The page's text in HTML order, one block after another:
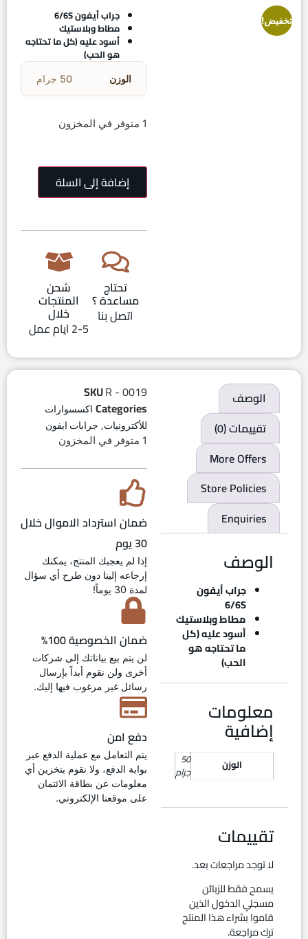
تخفيض! جراب أيفون 6/6S
مطاط وبلاستيك
أسود عليه (كل ما تحتاجه
هو الحب)
الوزن 50 جرام
1 متوفر في المخزون
إضافة إلى السلة
تحتاج
مساعدة ؟
اتصل بنا
شحن
المنتجات
خلال
2-5 ايام عمل
الوصف
تقييمات (0)
More Offers
Store Policies
Enquiries
الوصف
جراب أيفون
6/6S
مطاط وبلاستيك
أسود عليه (كل
ما تحتاجه هو
الحب)
معلومات
إضافية
الوزن 50
جرام
تقييمات
لا توجد مراجعات بعد.
يسمح فقط للزبائن
مسجلي الدخول الذين
قاموا بشراء هذا المنتج
ترك مراجعة.
SKUR - 0019
Categories اكسسوارات
للأكترونيات, جرابات ايفون
1 متوفر في المخزون
ضمان استرداد الاموال خلال
30 يوم
إذا لم يعجبك المنتج، يمكنك
إرجاعه إلينا دون طرح أي سؤال
لمدة 30 يوماً!
ضمان الخصوصية 100%
لن يتم بيع بياناتك إلى شركات
أخرى ولن نقوم أبداً بإرسال
رسائل غير مرغوب فيها إليك.
دفع امن
يتم التعامل مع عملية الدفع عبر
بوابة الدفع، ولا نقوم بتخزين أي
معلومات عن بطاقة الائتمان
على موقعنا الإلكتروني.